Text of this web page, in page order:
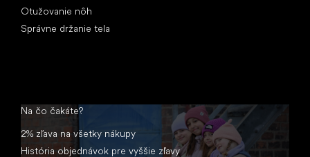
Otužovanie nôh
Správne držanie tela
Na čo čakáte?
2% zľava na všetky nákupy
História objednávok pre vyššie zľavy